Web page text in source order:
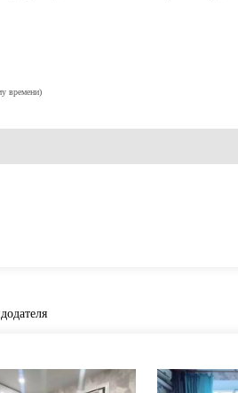
времени)